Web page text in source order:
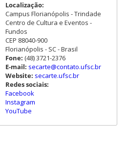
Localização:
Campus Florianópolis - Trindade
Centro de Cultura e Eventos -
Fundos
CEP 88040-900
Florianópolis - SC - Brasil
Fone: (48) 3721-2376
E-mail: secarte@contato.ufsc.br
Website: secarte.ufsc.br
Redes sociais:
Facebook
Instagram
YouTube